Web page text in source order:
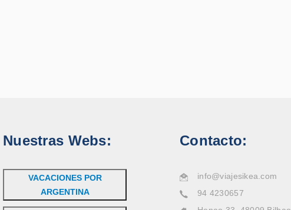
Nuestras Webs:
VACACIONES POR
ARGENTINA
Contacto:
info@viajesikea.com
94 4230657